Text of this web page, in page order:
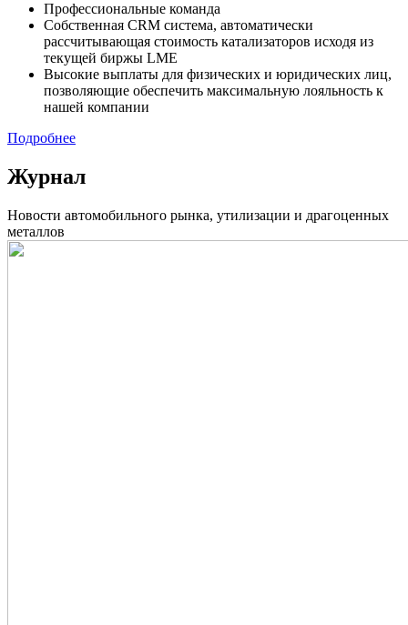
Профессиональные команда
Cобственная CRM система, автоматически
рассчитывающая стоимость катализаторов исходя из
текущей биржы LME
Высокие выплаты для физических и юридических лиц,
позволяющие обеспечить максимальную лояльность к
нашей компании
Подробнее
Журнал
Новости автомобильного рынка, утилизации и драгоценных
металлов